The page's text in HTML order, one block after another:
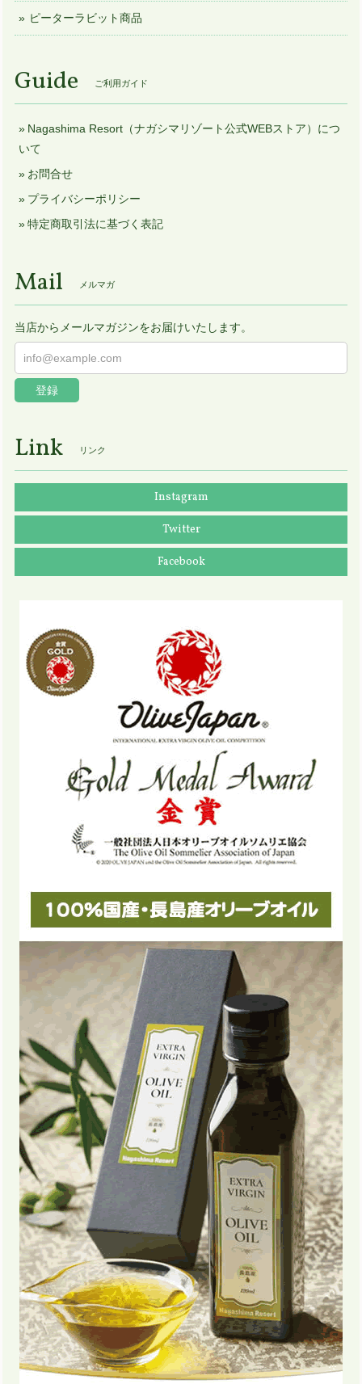
ピーターラビット商品
Guide ご利用ガイド
Nagashima Resort（ナガシマリゾート公式WEBストア）につ
いて
お問合せ
プライバシーポリシー
特定商取引法に基づく表記
Mail メルマガ
当店からメールマガジンをお届けいたします。
登録
Link リンク
Instagram
Twitter
Facebook